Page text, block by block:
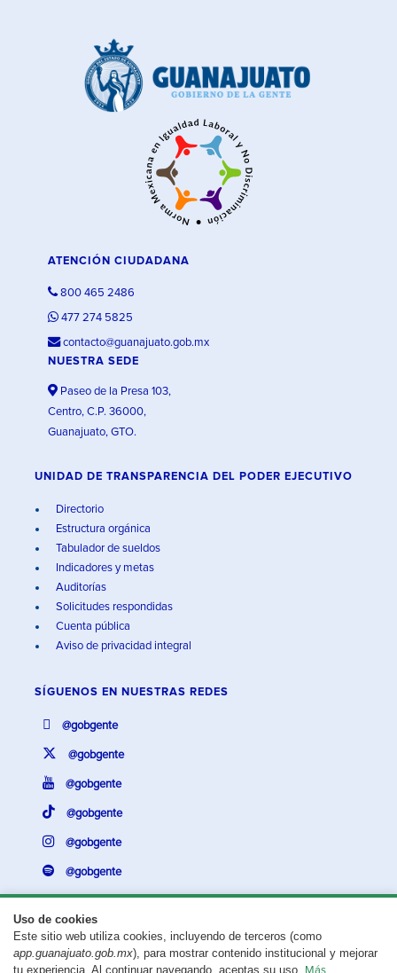
Uso de cookies
Este sitio web utiliza cookies, incluyendo de terceros (como
app.guanajuato.gob.mx), para mostrar contenido institucional y mejorar
tu experiencia. Al continuar navegando, aceptas su uso.
ATENCIÓN CIUDADANA
800 465 2486
477 274 5825
contacto@guanajuato.gob.mx
NUESTRA SEDE
Paseo de la Presa 103,
Centro, C.P. 36000,
Guanajuato, GTO.
UNIDAD DE TRANSPARENCIA DEL PODER EJECUTIVO
Directorio
Estructura orgánica
Tabulador de sueldos
Indicadores y metas
Auditorías
Solicitudes respondidas
Cuenta pública
Aviso de privacidad integral
SÍGUENOS EN NUESTRAS REDES
@gobgente
@gobgente
@gobgente
@gobgente
@gobgente
@gobgente
¿Existe algún problema con esta página?Repórtalo aquí.